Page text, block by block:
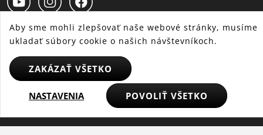
Extra záruka
Kapacita (l)
1.8
SK
© 2025 WMF – Všetky práva vyhradené
Aby sme mohli zlepšovať naše webové stránky, musíme
ukladať súbory cookie o našich návštevníkoch.
ZAKÁZAŤ VŠETKO
NASTAVENIA POVOLIŤ VŠETKO